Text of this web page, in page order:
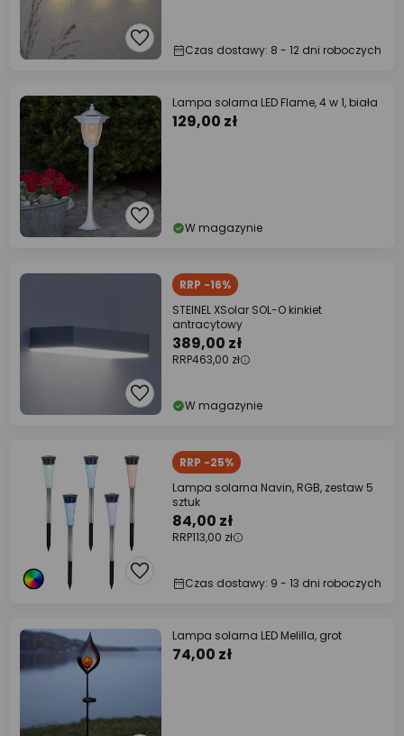
Czas dostawy: 8 - 12 dni roboczych
Lampa solarna LED Flame, 4 w 1, biała
129,00 zł
W magazynie
RRP -16%
STEINEL XSolar SOL-O kinkiet
antracytowy
389,00 zł
RRP463,00 zł
W magazynie
RRP -25%
Lampa solarna Navin, RGB, zestaw 5
sztuk
84,00 zł
RRP113,00 zł
Czas dostawy: 9 - 13 dni roboczych
Lampa solarna LED Melilla, grot
74,00 zł